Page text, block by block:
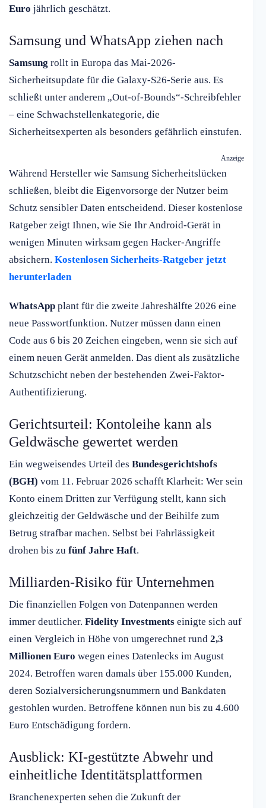
Euro jährlich geschätzt.
Samsung und WhatsApp ziehen nach
Samsung rollt in Europa das Mai-2026-
Sicherheitsupdate für die Galaxy-S26-Serie aus. Es
schließt unter anderem „Out-of-Bounds“-Schreibfehler
– eine Schwachstellenkategorie, die
Sicherheitsexperten als besonders gefährlich einstufen.
Anzeige
Während Hersteller wie Samsung Sicherheitslücken
schließen, bleibt die Eigenvorsorge der Nutzer beim
Schutz sensibler Daten entscheidend. Dieser kostenlose
Ratgeber zeigt Ihnen, wie Sie Ihr Android-Gerät in
wenigen Minuten wirksam gegen Hacker-Angriffe
absichern. Kostenlosen Sicherheits-Ratgeber jetzt
herunterladen
WhatsApp plant für die zweite Jahreshälfte 2026 eine
neue Passwortfunktion. Nutzer müssen dann einen
Code aus 6 bis 20 Zeichen eingeben, wenn sie sich auf
einem neuen Gerät anmelden. Das dient als zusätzliche
Schutzschicht neben der bestehenden Zwei-Faktor-
Authentifizierung.
Gerichtsurteil: Kontoleihe kann als
Geldwäsche gewertet werden
Ein wegweisendes Urteil des Bundesgerichtshofs
(BGH) vom 11. Februar 2026 schafft Klarheit: Wer sein
Konto einem Dritten zur Verfügung stellt, kann sich
gleichzeitig der Geldwäsche und der Beihilfe zum
Betrug strafbar machen. Selbst bei Fahrlässigkeit
drohen bis zu fünf Jahre Haft.
Milliarden-Risiko für Unternehmen
Die finanziellen Folgen von Datenpannen werden
immer deutlicher. Fidelity Investments einigte sich auf
einen Vergleich in Höhe von umgerechnet rund 2,3
Millionen Euro wegen eines Datenlecks im August
2024. Betroffen waren damals über 155.000 Kunden,
deren Sozialversicherungsnummern und Bankdaten
gestohlen wurden. Betroffene können nun bis zu 4.600
Euro Entschädigung fordern.
Ausblick: KI-gestützte Abwehr und
einheitliche Identitätsplattformen
Branchenexperten sehen die Zukunft der